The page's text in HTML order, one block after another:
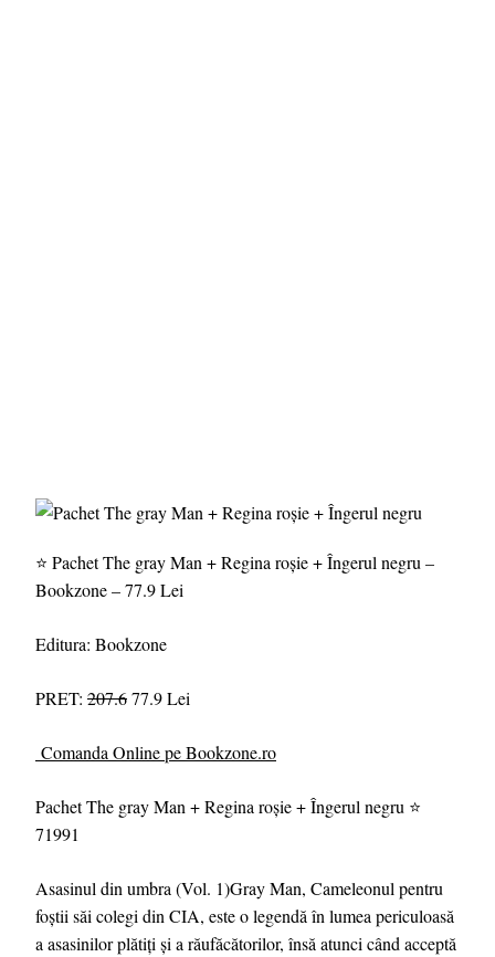
⭐ Pachet The gray Man + Regina roșie + Îngerul negru –
Bookzone – 77.9 Lei
Editura: Bookzone
PRET: 207.677.9 Lei
Comanda Online pe Bookzone.ro
Pachet The gray Man + Regina roșie + Îngerul negru ⭐
71991
Asasinul din umbra (Vol. 1)Gray Man, Cameleonul pentru
foștii săi colegi din CIA, este o legendă în lumea periculoasă
a asasinilor plătiți și a răufăcătorilor, însă atunci când acceptă